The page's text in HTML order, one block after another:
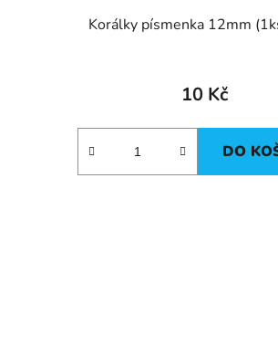
Korálky písmenka 12mm
10 Kč
DO